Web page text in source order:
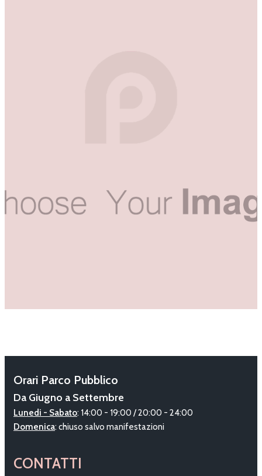
Orari Parco Pubblico
Da Giugno a Settembre
Lunedi - Sabato: 14:00 - 19:00 / 20:00 - 24:00
Domenica: chiuso salvo manifestazioni
CONTATTI